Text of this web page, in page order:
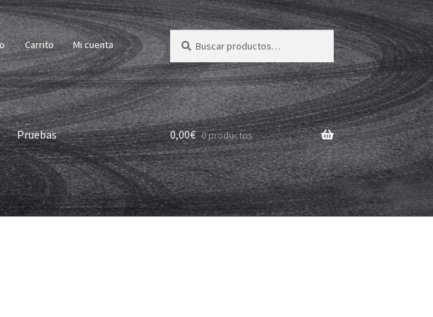
Carrito Mi cuenta
Buscar
por:
Buscar
Pruebas 0,00€ 0 productos